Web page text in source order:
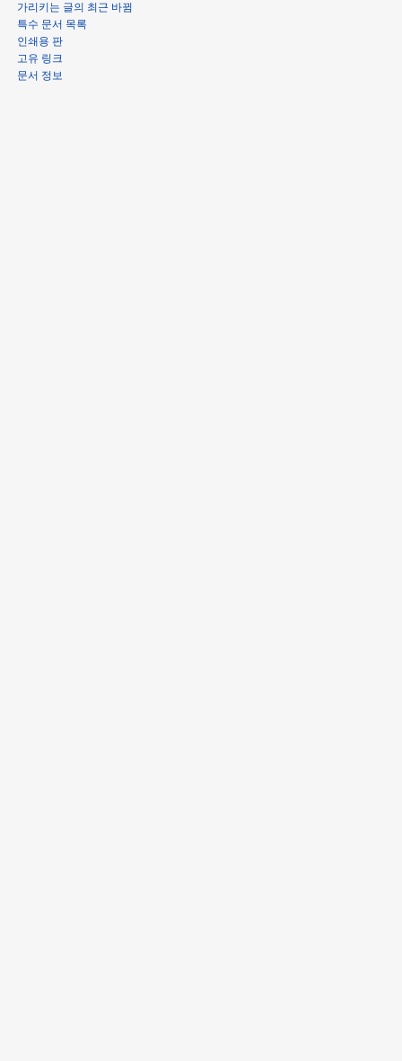
가리키는 글의 최근 바뀜
특수 문서 목록
인쇄용 판
고유 링크
문서 정보